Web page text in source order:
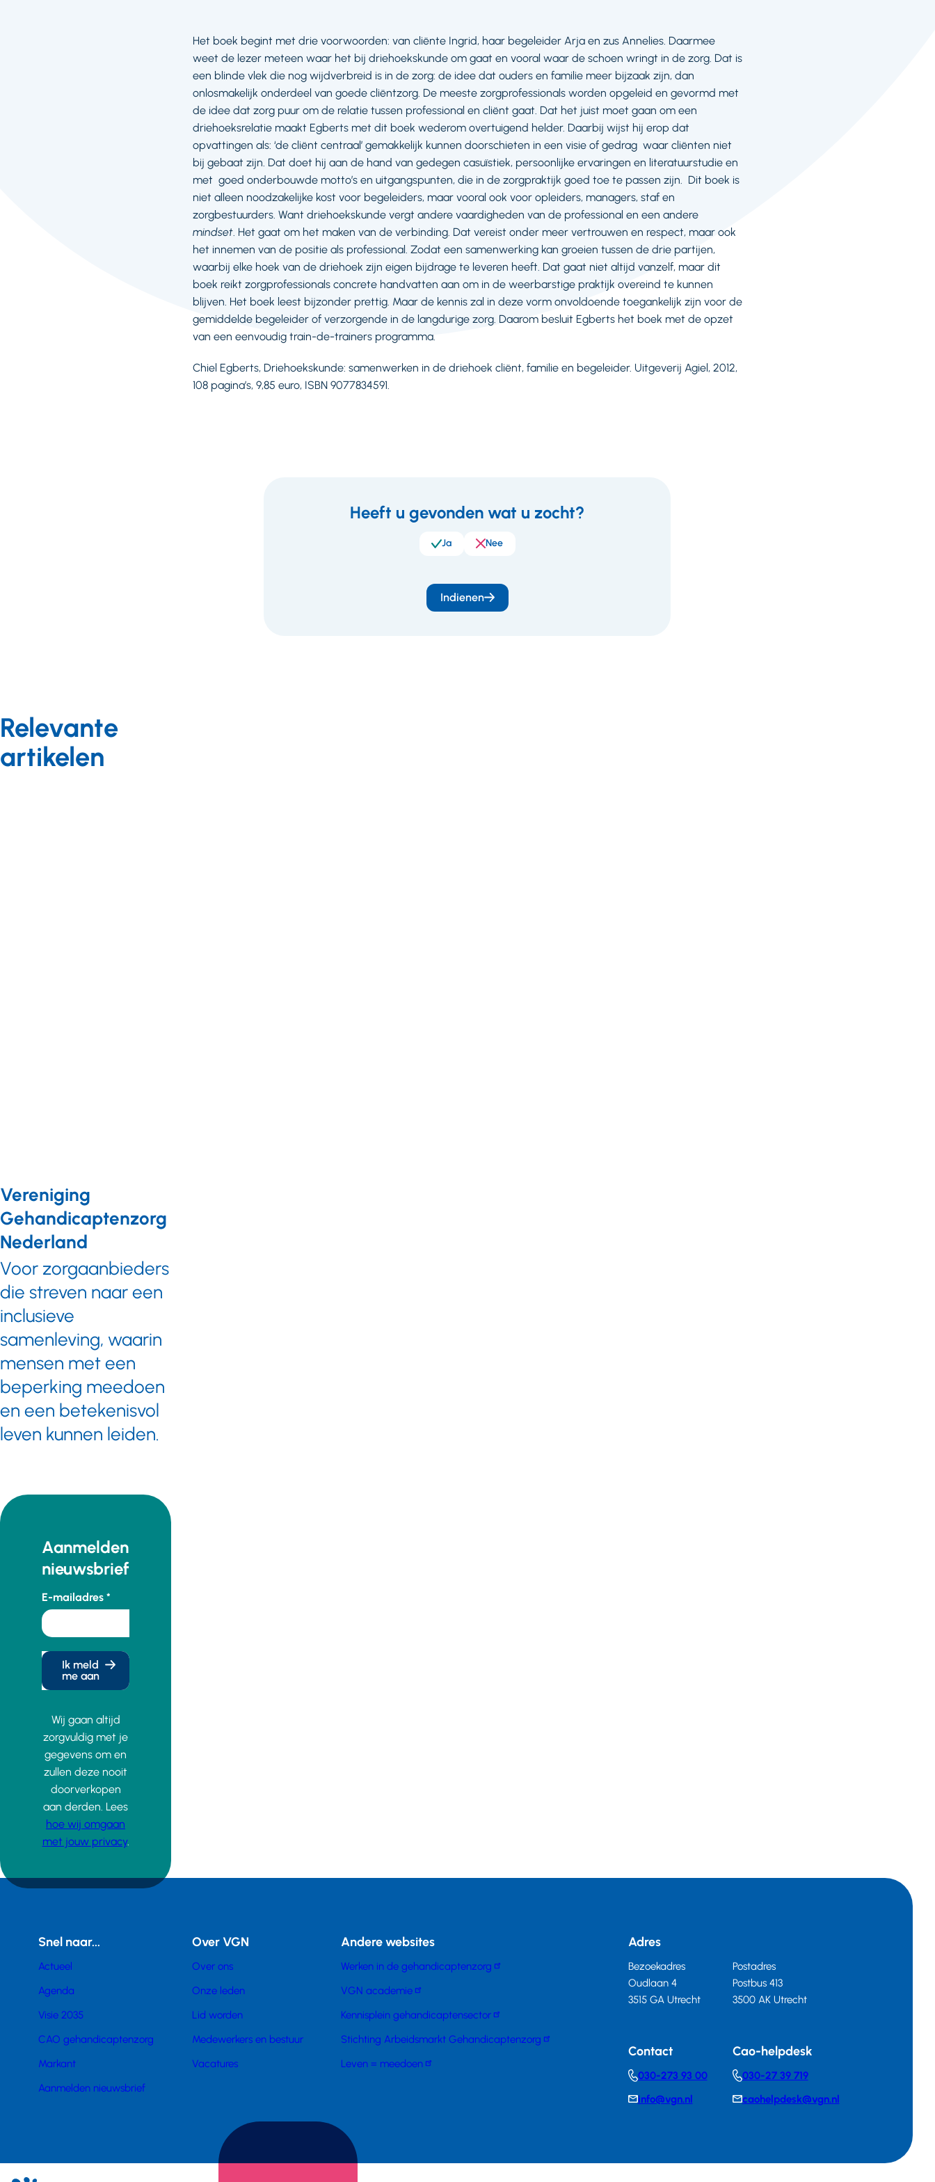
Het boek begint met drie voorwoorden: van cliënte Ingrid, haar begeleider Arja en zus Annelies. Daarmee
weet de lezer meteen waar het bij driehoekskunde om gaat en vooral waar de schoen wringt in de zorg. Dat is
een blinde vlek die nog wijdverbreid is in de zorg: de idee dat ouders en familie meer bijzaak zijn, dan
onlosmakelijk onderdeel van goede cliëntzorg. De meeste zorgprofessionals worden opgeleid en gevormd met
de idee dat zorg puur om de relatie tussen professional en cliënt gaat. Dat het juist moet gaan om een
driehoeksrelatie maakt Egberts met dit boek wederom overtuigend helder. Daarbij wijst hij erop dat
opvattingen als: ‘de cliënt centraal’ gemakkelijk kunnen doorschieten in een visie of gedrag waar cliënten niet
bij gebaat zijn. Dat doet hij aan de hand van gedegen casuïstiek, persoonlijke ervaringen en literatuurstudie en
met goed onderbouwde motto’s en uitgangspunten, die in de zorgpraktijk goed toe te passen zijn. Dit boek is
niet alleen noodzakelijke kost voor begeleiders, maar vooral ook voor opleiders, managers, staf en
zorgbestuurders. Want driehoekskunde vergt andere vaardigheden van de professional en een andere
mindset. Het gaat om het maken van de verbinding. Dat vereist onder meer vertrouwen en respect, maar ook
het innemen van de positie als professional. Zodat een samenwerking kan groeien tussen de drie partijen,
waarbij elke hoek van de driehoek zijn eigen bijdrage te leveren heeft. Dat gaat niet altijd vanzelf, maar dit
boek reikt zorgprofessionals concrete handvatten aan om in de weerbarstige praktijk overeind te kunnen
blijven. Het boek leest bijzonder prettig. Maar de kennis zal in deze vorm onvoldoende toegankelijk zijn voor de
gemiddelde begeleider of verzorgende in de langdurige zorg. Daarom besluit Egberts het boek met de opzet
van een eenvoudig train-de-trainers programma.
Chiel Egberts, Driehoekskunde: samenwerken in de driehoek cliënt, familie en begeleider. Uitgeverij Agiel, 2012,
108 pagina’s, 9,85 euro, ISBN 9077834591.
Heeft u gevonden wat u zocht?
Ja Nee
Indienen
Relevante
artikelen
Vereniging
Gehandicaptenzorg
Nederland
Voor zorgaanbieders
die streven naar een
inclusieve
samenleving, waarin
mensen met een
beperking meedoen
en een betekenisvol
leven kunnen leiden.
Aanmelden
nieuwsbrief
E-mailadres
Ik meld
me aan
Wij gaan altijd
zorgvuldig met je
gegevens om en
zullen deze nooit
doorverkopen
aan derden. Lees
hoe wij omgaan
met jouw privacy.
Snel naar...
Actueel
Agenda
Visie 2035
CAO gehandicaptenzorg
Markant
Aanmelden nieuwsbrief
Over VGN
Over ons
Onze leden
Lid worden
Medewerkers en bestuur
Vacatures
Andere websites
Werken in de gehandicaptenzorg
VGN academie
Kennisplein gehandicaptensector
Stichting Arbeidsmarkt Gehandicaptenzorg
Leven = meedoen
Adres
Bezoekadres
Oudlaan 4
3515 GA Utrecht
Postadres
Postbus 413
3500 AK Utrecht
Contact
Telephonenumber
030-273 93 00
E-info@vgn.nl
Cao-helpdesk
Telephonenumber
030-27 39 719
E-caohelpdesk@vgn.nl